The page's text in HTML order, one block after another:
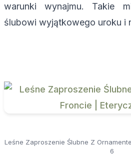
warunki wynajmu. Takie
ślubowi wyjątkowego uroku i
Leśne Zaproszenie Ślubne Z
6